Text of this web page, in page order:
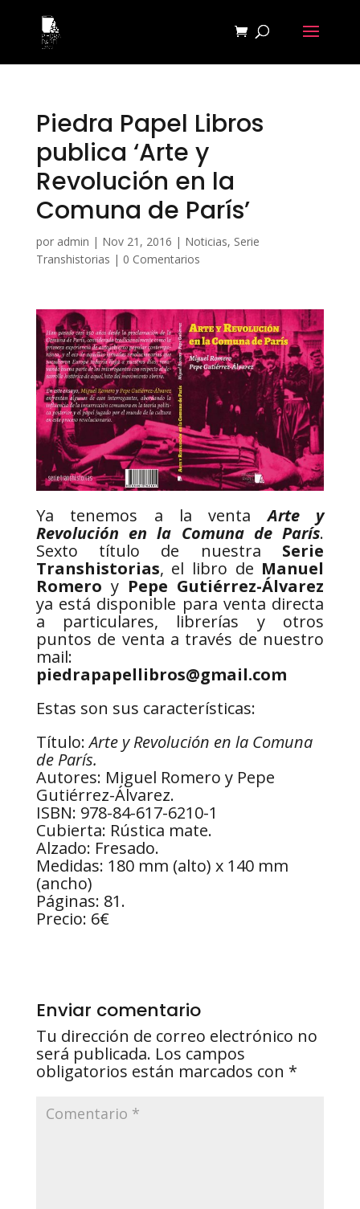
Piedra Papel Libros
publica ‘Arte y
Revolución en la
Comuna de París’
por admin | Nov 21, 2016 | Noticias, Serie
Transhistorias | 0 Comentarios
Ya tenemos a la ventaArte y
Revolución en la Comuna de París.
Sexto título de nuestra Serie
Transhistorias, el libro de Manuel
Romero y Pepe Gutiérrez-Álvarez
ya está disponible para venta directa
a particulares, librerías y otros
puntos de venta a través de nuestro
mail:
piedrapapellibros@gmail.com
Estas son sus características:
Título:Arte y Revolución en la Comuna
de París.
Autores: Miguel Romero y Pepe
Gutiérrez-Álvarez.
ISBN: 978-84-617-6210-1
Cubierta: Rústica mate.
Alzado: Fresado.
Medidas: 180 mm (alto) x 140 mm
(ancho)
Páginas: 81.
Precio: 6€
Enviar comentario
Tu dirección de correo electrónico no
será publicada. Los campos
obligatorios están marcados con *